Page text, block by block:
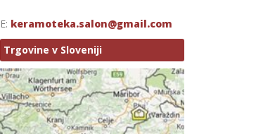
E: keramoteka.salon@gmail.com
Trgovine v Sloveniji